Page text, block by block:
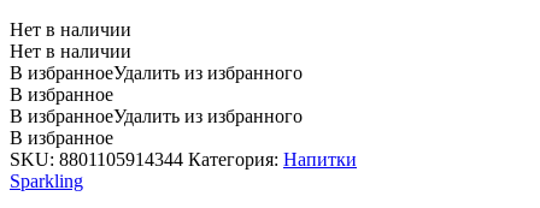
Нет в наличии
Нет в наличии
В избранноеУдалить из избранного
В избранное
В избранноеУдалить из избранного
В избранное
SKU: 8801105914344 Категория: Напитки
Sparkling